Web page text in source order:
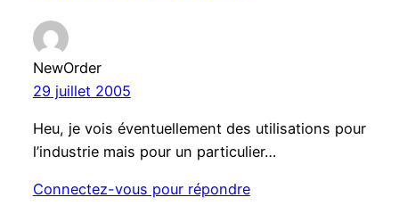
NewOrder
29 juillet 2005
Heu, je vois éventuellement des utilisations pour
l’industrie mais pour un particulier…
Connectez-vous pour répondre